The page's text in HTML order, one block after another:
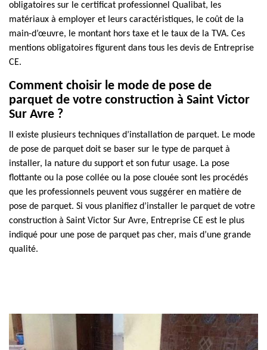
obligatoires sur le certificat professionnel Qualibat, les
matériaux à employer et leurs caractéristiques, le coût de la
main-d’œuvre, le montant hors taxe et le taux de la TVA. Ces
mentions obligatoires figurent dans tous les devis de Entreprise
CE.
Comment choisir le mode de pose de
parquet de votre construction à Saint Victor
Sur Avre ?
Il existe plusieurs techniques d’installation de parquet. Le mode
de pose de parquet doit se baser sur le type de parquet à
installer, la nature du support et son futur usage. La pose
flottante ou la pose collée ou la pose clouée sont les procédés
que les professionnels peuvent vous suggérer en matière de
pose de parquet. Si vous planifiez d’installer le parquet de votre
construction à Saint Victor Sur Avre, Entreprise CE est le plus
indiqué pour une pose de parquet pas cher, mais d’une grande
qualité.